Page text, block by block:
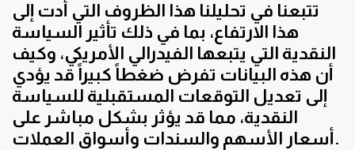
تتبعنا في تحليلنا هذا الظروف التي أدت إلى
هذا الارتفاع، بما في ذلك تأثير السياسة
النقدية التي يتبعها الفيدرالي الأمريكي، وكيف
أن هذه البيانات تفرض ضغطاً كبيراً قد يؤدي
إلى تعديل التوقعات المستقبلية للسياسة
النقدية، مما قد يؤثر بشكل مباشر على
أسعار الأسهم والسندات وأسواق العملات.